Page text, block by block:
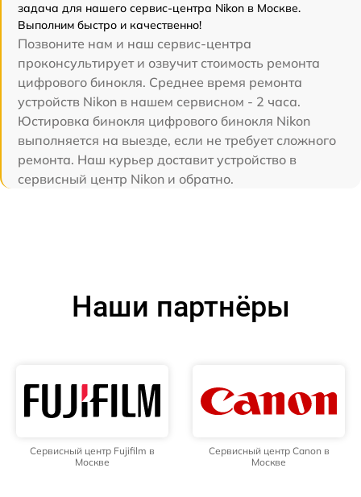
задача для нашего сервис-центра Nikon в Москве.
Выполним быстро и качественно!
Позвоните нам и наш сервис-центра
проконсультирует и озвучит стоимость ремонта
цифрового бинокля. Среднее время ремонта
устройств Nikon в нашем сервисном - 2 часа.
Юстировка бинокля цифрового бинокля Nikon
выполняется на выезде, если не требует сложного
ремонта. Наш курьер доставит устройство в
сервисный центр Nikon и обратно.
Наши партнёры
Сервисный центр Fujifilm в
Москве
Сервисный центр Canon в
Москве